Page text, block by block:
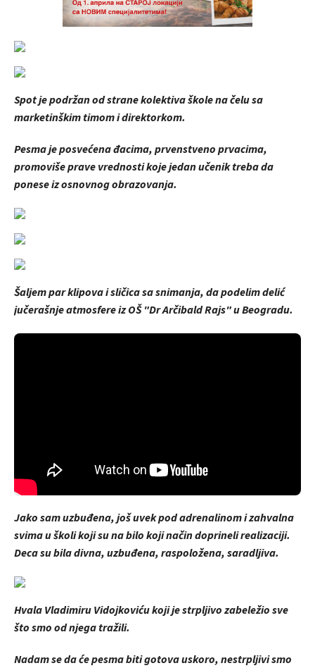
Spot je podržan od strane kolektiva škole na čelu sa
marketinškim timom i direktorkom.
Pesma je posvećena đacima, prvenstveno prvacima,
promoviše prave vrednosti koje jedan učenik treba da
ponese iz osnovnog obrazovanja.
Šaljem par klipova i sličica sa snimanja, da podelim delić
jučerašnje atmosfere iz OŠ "Dr Arčibald Rajs" u Beogradu.
Jako sam uzbuđena, još uvek pod adrenalinom i zahvalna
svima u školi koji su na bilo koji način doprineli realizaciji.
Deca su bila divna, uzbuđena, raspoložena, saradljiva.
Hvala Vladimiru Vidojkoviću koji je strpljivo zabeležio sve
što smo od njega tražili.
Nadam se da će pesma biti gotova uskoro, nestrpljivi smo